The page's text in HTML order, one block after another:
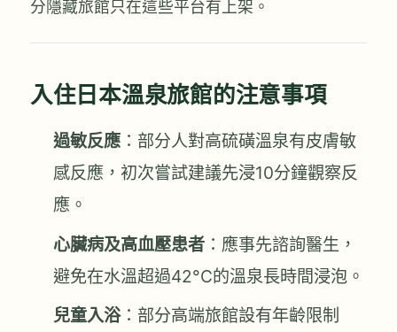
分隱藏旅館只在這些平台有上架。
入住日本溫泉旅館的注意事項
過敏反應：部分人對高硫磺溫泉有皮膚敏
感反應，初次嘗試建議先浸10分鐘觀察反
應。
心臟病及高血壓患者：應事先諮詢醫生，
避免在水溫超過42°C的溫泉長時間浸泡。
兒童入浴：部分高端旅館設有年齡限制